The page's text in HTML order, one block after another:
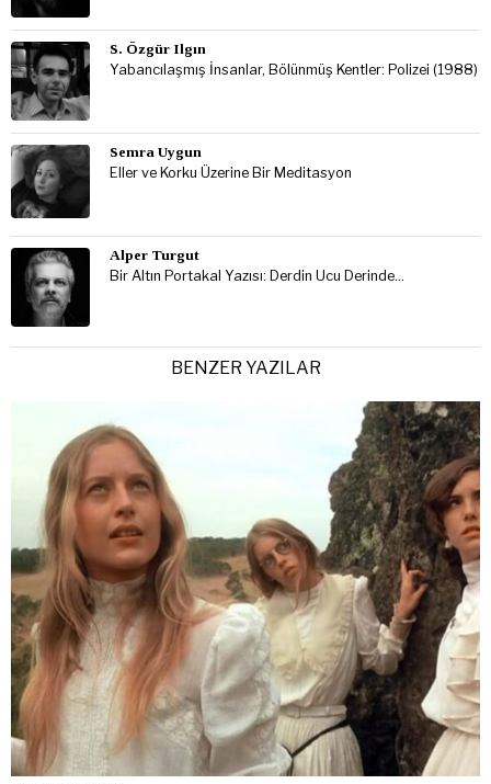
S. Özgür Ilgın
Yabancılaşmış İnsanlar, Bölünmüş Kentler: Polizei (1988)
Semra Uygun
Eller ve Korku Üzerine Bir Meditasyon
Alper Turgut
Bir Altın Portakal Yazısı: Derdin Ucu Derinde…
BENZER YAZILAR